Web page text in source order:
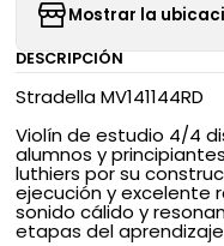
Mostrar la
DESCRIPCIÓN
Stradella MV141144RD
Violín de estudio 4/4
alumnos y
luthiers por su
ejecución y excelente
sonido cálido y
etapas del